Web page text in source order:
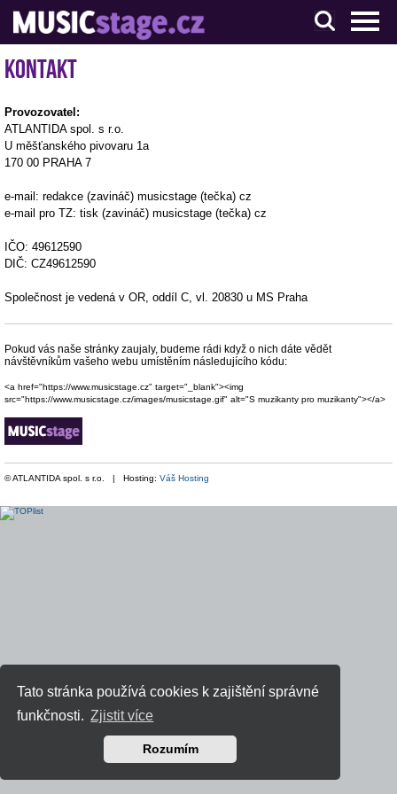
Tato stránka používá cookies k zajištění správné
funkčnosti. Zjistit více
Rozumím
S muzikanty pro muzikanty
Kontakt
Provozovatel:
ATLANTIDA spol. s r.o.
U měšťanského pivovaru 1a
170 00 PRAHA 7
e-mail: redakce (zavináč) musicstage (tečka) cz
e-mail pro TZ: tisk (zavináč) musicstage (tečka) cz
IČO: 49612590
DIČ: CZ49612590
Společnost je vedená v OR, oddíl C, vl. 20830 u MS Praha
Pokud vás naše stránky zaujaly, budeme rádi když o nich dáte vědět
návštěvníkům vašeho webu umístěním následujícího kódu:
<a href="https://www.musicstage.cz" target="_blank"><img
src="https://www.musicstage.cz/images/musicstage.gif" alt="S muzikanty pro muzikanty"></a>
© ATLANTIDA spol. s r.o. | Hosting: Váš Hosting